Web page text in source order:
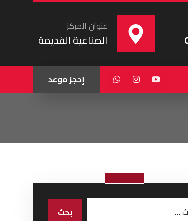
عنوان المركز
الصناعية القديمة
إحجز موعد